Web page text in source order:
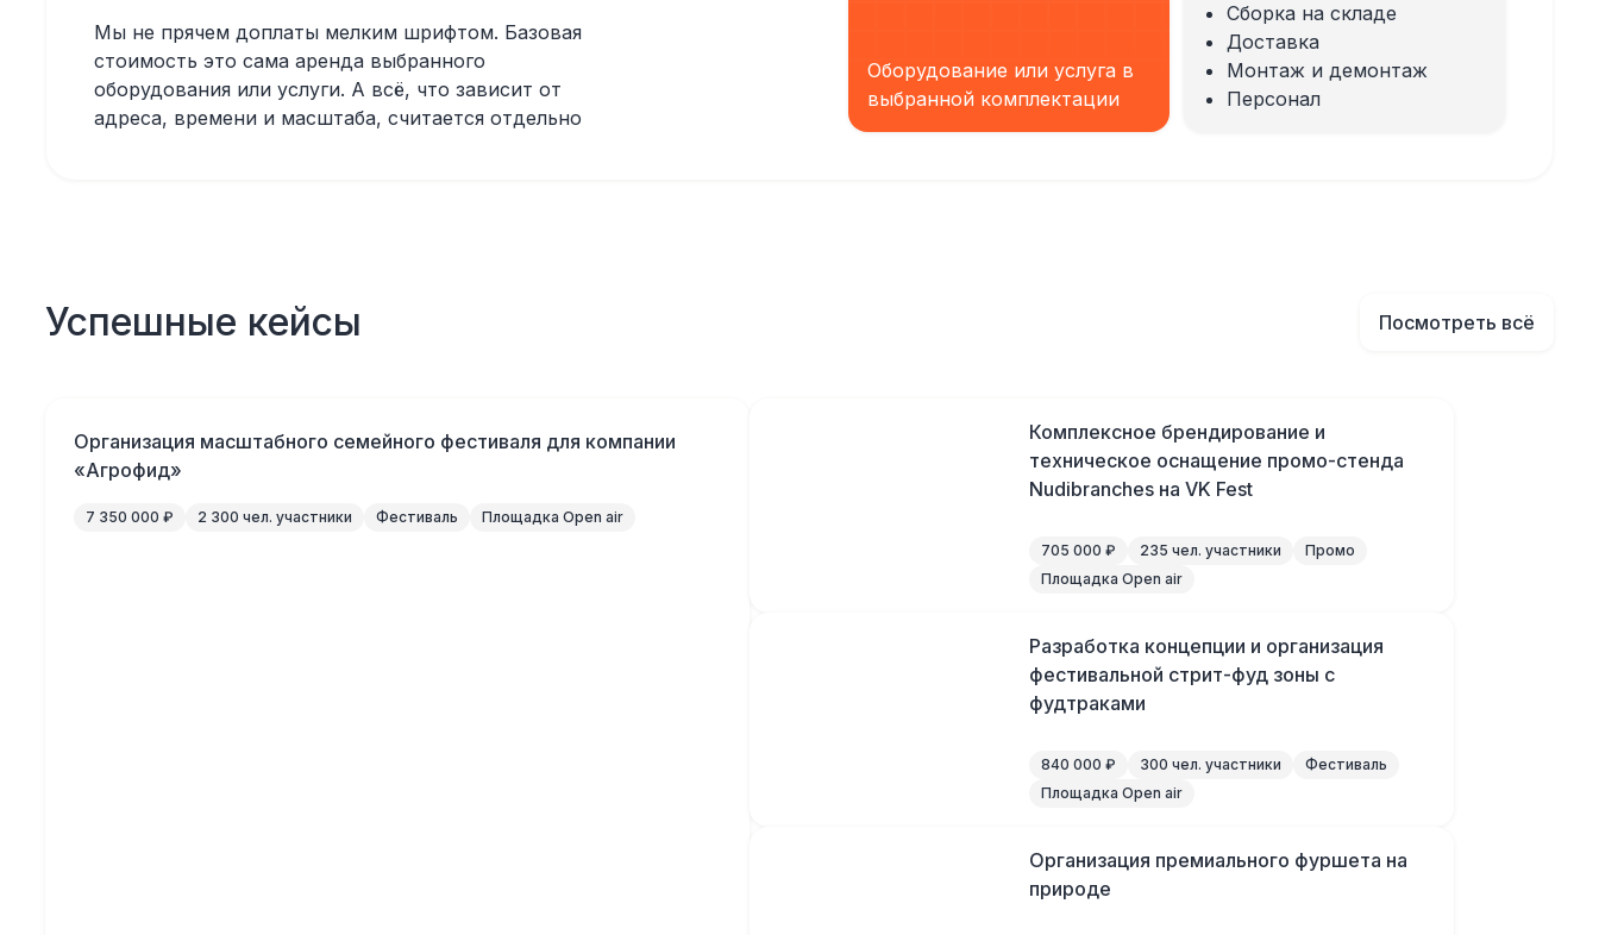
Мы не прячем доплаты мелким шрифтом. Базовая
стоимость это сама аренда выбранного
оборудования или услуги. А всё, что зависит от
адреса, времени и масштаба, считается отдельно
Оборудование или услуга в
выбранной комплектации
Сборка на складе
Доставка
Монтаж и демонтаж
Персонал
Успешные кейсы Посмотреть всё
Организация масштабного семейного фестиваля для компании
«Агрофид»
7 350 000 ₽ 2 300 чел. участники Фестиваль Площадка Open air
Комплексное брендирование и
техническое оснащение промо-стенда
Nudibranches на VK Fest
705 000 ₽ 235 чел. участники
Промо
Площадка Open air
Разработка концепции и организация
фестивальной стрит-фуд зоны с
фудтраками
840 000 ₽ 300 чел. участники
Фестиваль
Площадка Open air
Организация премиального фуршета на
природе